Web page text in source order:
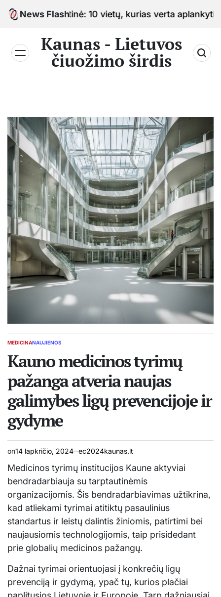
Skip
News Flash
sostinė: 10 vietų, kurias verta aplankyti
Kaunas - Lietuvos
čiuožimo širdis
POSTED
MEDICINANAUJIENOS
Kauno medicinos tyrimų
pažanga atveria naujas
galimybes ligų prevencijoje ir
gydyme
on14 lapkričio, 2024 ec2024kaunas.lt
Medicinos tyrimų institucijos Kaune aktyviai
bendradarbiauja su tarptautinėmis
organizacijomis. Šis bendradarbiavimas užtikrina,
kad atliekami tyrimai atitiktų pasaulinius
standartus ir leistų dalintis žiniomis, patirtimi bei
naujausiomis technologijomis, taip prisidedant
prie globalių medicinos pažangų.
Dažnai tyrimai orientuojasi į konkrečių ligų
prevenciją ir gydymą, ypač tų, kurios plačiai